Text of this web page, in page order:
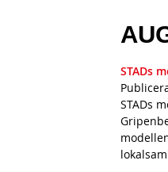
D
e
r
f
i
s
h
STADs
STADs